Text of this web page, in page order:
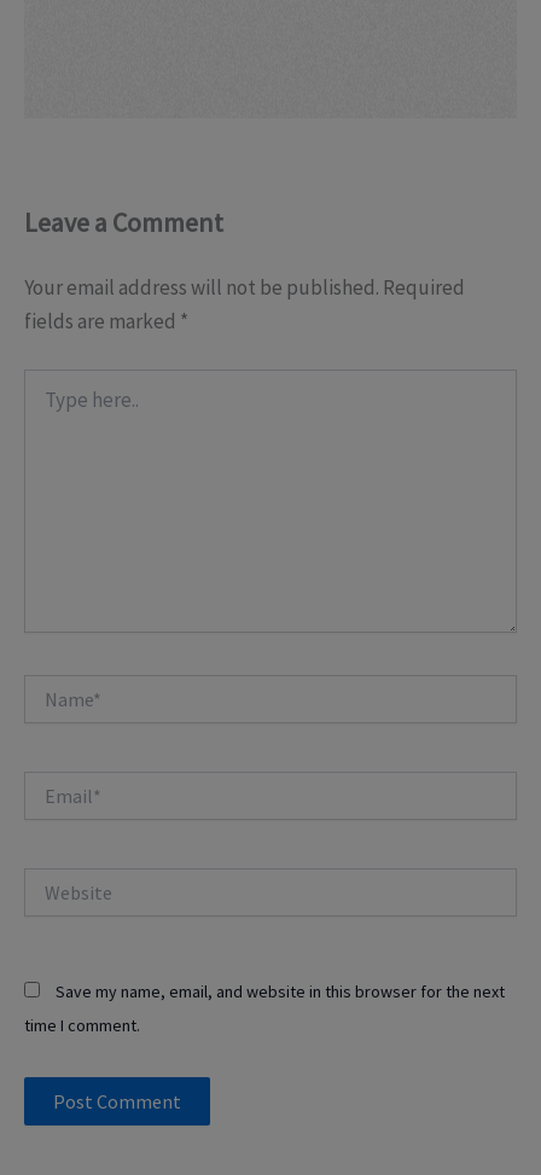
Leave a Comment
Your email address will not be published. Required
fields are marked *
here..
Save my name, email, and website in this browser for the next
time I comment.